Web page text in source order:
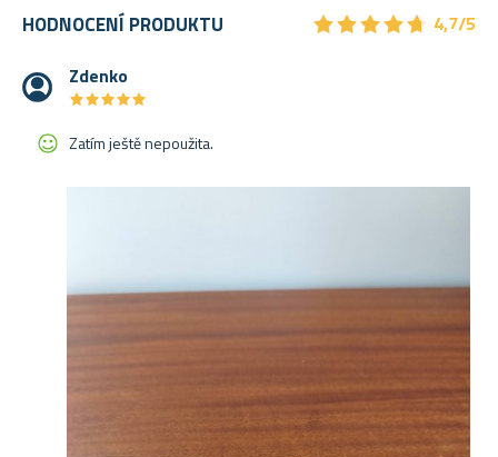
HODNOCENÍ PRODUKTU ★★★★★
★★★★★ 4,7/5
Zdenko
★★★★★
★★★★★
Zatím ještě nepoužita.